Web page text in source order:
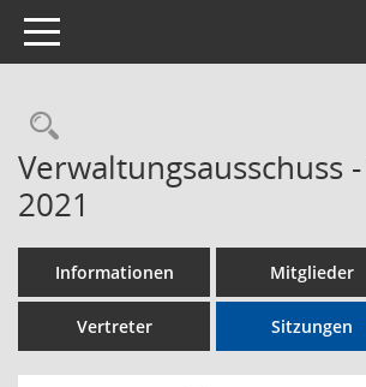
Toggle navigation
Rechercheauswahl
Verwaltungsausschuss
2021
Informationen Mitglieder
Vertreter Sitzungen